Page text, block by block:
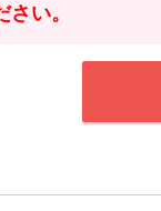
い。